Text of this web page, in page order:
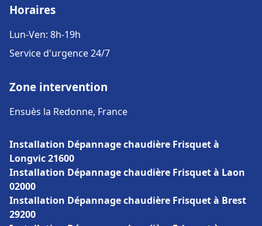
Horaires
Lun-Ven: 8h-19h
Service d'urgence 24/7
Zone intervention
Ensuès la Redonne, France
Installation Dépannage chaudière Frisquet à
Longvic 21600
Installation Dépannage chaudière Frisquet à Laon
02000
Installation Dépannage chaudière Frisquet à Brest
29200